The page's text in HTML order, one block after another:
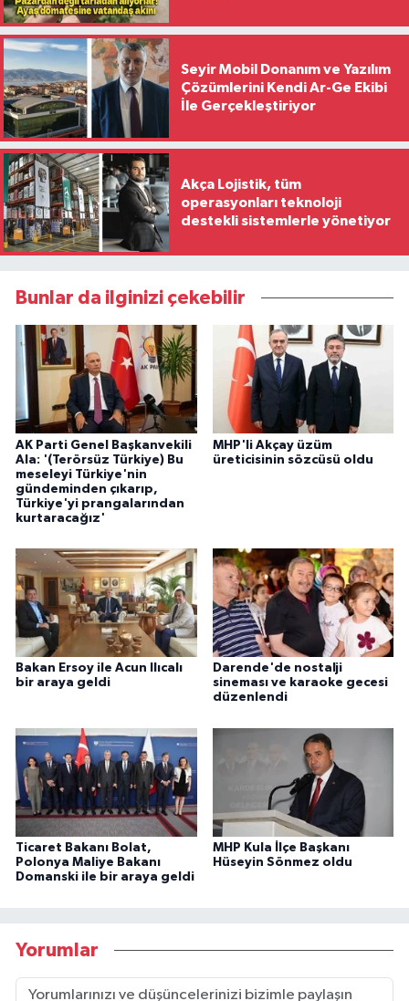
Seyir Mobil Donanım ve Yazılım
Çözümlerini Kendi Ar-Ge Ekibi
İle Gerçekleştiriyor
Akça Lojistik, tüm
operasyonları teknoloji
destekli sistemlerle yönetiyor
Bunlar da ilginizi çekebilir
AK Parti Genel Başkanvekili
Ala: '(Terörsüz Türkiye) Bu
meseleyi Türkiye'nin
gündeminden çıkarıp,
Türkiye'yi prangalarından
kurtaracağız'
MHP'li Akçay üzüm
üreticisinin sözcüsü oldu
Bakan Ersoy ile Acun Ilıcalı
bir araya geldi
Darende'de nostalji
sineması ve karaoke gecesi
düzenlendi
Ticaret Bakanı Bolat,
Polonya Maliye Bakanı
Domanski ile bir araya geldi
MHP Kula İlçe Başkanı
Hüseyin Sönmez oldu
Yorumlar